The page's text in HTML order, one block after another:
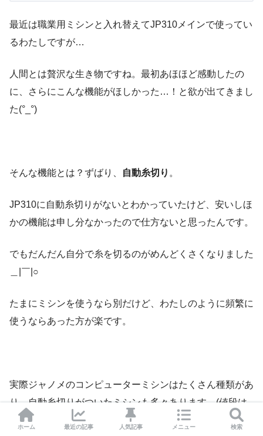
最近は職業用ミシンと入れ替えてJP310メインで使ってい
るわたしですが…
人間とは贅沢な生き物ですね。最初あほほど感動したの
に、さらにこんな機能がほしかった…！と欲が出てきまし
た(°_°)
そんな機能とは？ずばり、 自動糸切り 。
JP310に自動糸切りがないとわかっていたけど、安いしほ
かの機能は申し分なかったので仕方ないと思ったんです。
でもだんだん自分で糸を切るのがめんどくさくなりました
＿|￣|○
たまにミシンを使うなら別だけど、わたしのように頻繁に
使うならあった方が楽です。
実際ジャノメのコンピューターミシンはたくさん種類があ
り、自動糸切りがついたミシンも多々あります。(値段は
上がるけど！)
ホーム 最近の記事 人気記事 メニュー 検索